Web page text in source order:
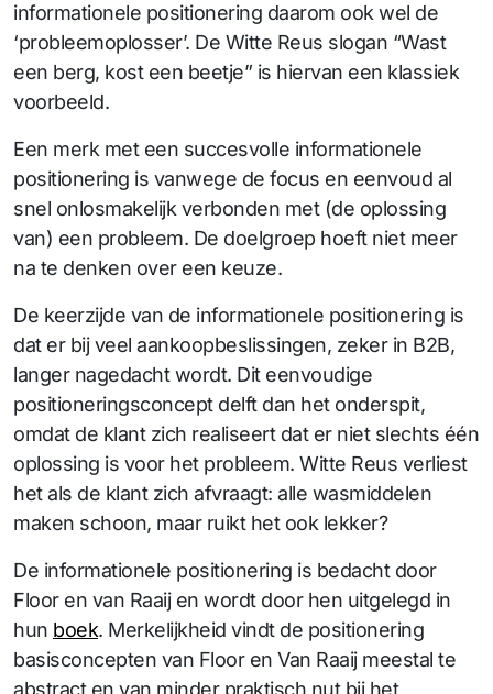
informationele positionering daarom ook wel de
‘probleemoplosser’. De Witte Reus slogan “Wast
een berg, kost een beetje” is hiervan een klassiek
voorbeeld.
Een merk met een succesvolle informationele
positionering is vanwege de focus en eenvoud al
snel onlosmakelijk verbonden met (de oplossing
van) een probleem. De doelgroep hoeft niet meer
na te denken over een keuze.
De keerzijde van de informationele positionering is
dat er bij veel aankoopbeslissingen, zeker in B2B,
langer nagedacht wordt. Dit eenvoudige
positioneringsconcept delft dan het onderspit,
omdat de klant zich realiseert dat er niet slechts één
oplossing is voor het probleem. Witte Reus verliest
het als de klant zich afvraagt: alle wasmiddelen
maken schoon, maar ruikt het ook lekker?
De informationele positionering is bedacht door
Floor en van Raaij en wordt door hen uitgelegd in
hun boek. Merkelijkheid vindt de positionering
basisconcepten van Floor en Van Raaij meestal te
abstract en van minder praktisch nut bij het